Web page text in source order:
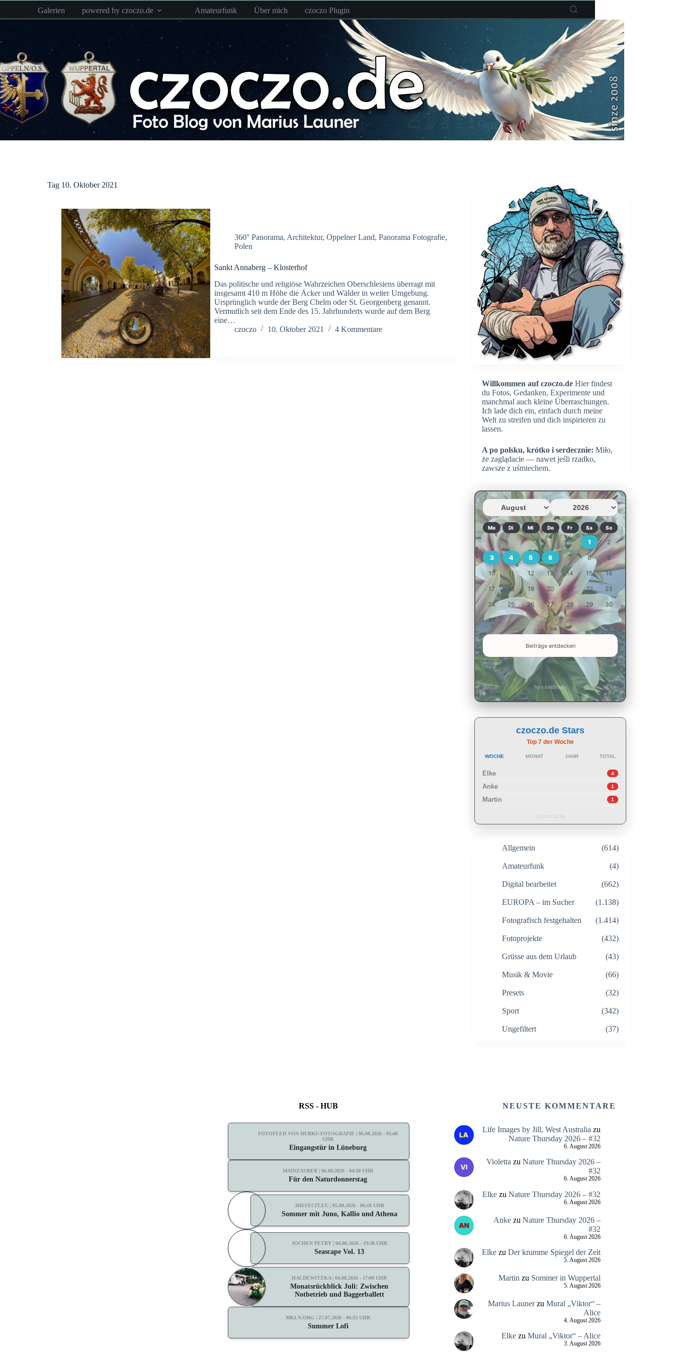
springen
Galerien powered by czoczo.de Amateurfunk Über mich czoczo Plugin
Tag10. Oktober 2021
360° Panorama, Architektur,Oppelner Land,Panorama Fotografie,
Polen
Sankt Annaberg – Klosterhof
Das politische und religiöse Wahrzeichen Oberschlesiens überragt mit
insgesamt 410 m Höhe die Äcker und Wälder in weiter Umgebung.
Ursprünglich wurde der Berg Chelm oder St. Georgenberg genannt.
Vermutlich seit dem Ende des 15. Jahrhunderts wurde auf dem Berg
eine…
czoczo
10. Oktober 2021 4 Kommentare
Willkommen auf czoczo.de Hier findest
du Fotos, Gedanken, Experimente und
manchmal auch kleine Überraschungen.
Ich lade dich ein, einfach durch meine
Welt zu streifen und dich inspirieren zu
lassen.
A po polsku, krótko i serdecznie: Miło,
że zaglądacie — nawet jeśli rzadko,
zawsze z uśmiechem.
Mo Di Mi Do Fr Sa So
1 2
3 4 5 6 7 8 9
10 11 12 13 14 15 16
17 18 19 20 21 22 23
24 25 26 27 28 29 30
31
Beiträge entdecken
by czoczo.de
czoczo.de Stars
Top 7 der Woche
WOCHE MONAT JAHR TOTAL
Elke 4
Anke 1
Martin 1
by czoczo.de
Allgemein (614)
Amateurfunk (4)
Digital bearbeitet (662)
EUROPA – im Sucher (1.138)
Fotografisch festgehalten (1.414)
Fotoprojekte (432)
Grüsse aus dem Urlaub (43)
Musik & Movie (66)
Presets (32)
Sport (342)
Ungefiltert (37)
RSS - HUB
FOTOFEED VON HERKU-FOTOGRAFIE | 06.08.2026 - 05:46
UHR
Eingangstür in Lüneburg
MAINZAUBER | 06.08.2026 - 04:30 UHR
Für den Naturdonnerstag
3HEFECIT.EU | 05.08.2026 - 06:18 UHR
Sommer mit Juno, Kallio und Athena
JOCHEN PETRY | 04.08.2026 - 19:38 UHR
Seascape Vol. 13
HALDEWITZKA | 04.08.2026 - 17:00 UHR
Monatsrückblick Juli: Zwischen
Notbetrieb und Baggerballett
MKLN.ORG | 27.07.2026 - 06:33 UHR
Summer Lofi
NEUSTE KOMMENTARE
Life Images by Jill, West Australia zu
Nature Thursday 2026 – #32
6. August 2026
Violetta zu Nature Thursday 2026 –
#32
6. August 2026
Elkezu Nature Thursday 2026 – #32
6. August 2026
Ankezu Nature Thursday 2026 –
#32
6. August 2026
Elkezu Der krumme Spiegel der Zeit
5. August 2026
Martin zu Sommer in Wuppertal
5. August 2026
Marius Launerzu Mural „Viktor“ –
Alice
4. August 2026
Elkezu Mural „Viktor“ – Alice
3. August 2026